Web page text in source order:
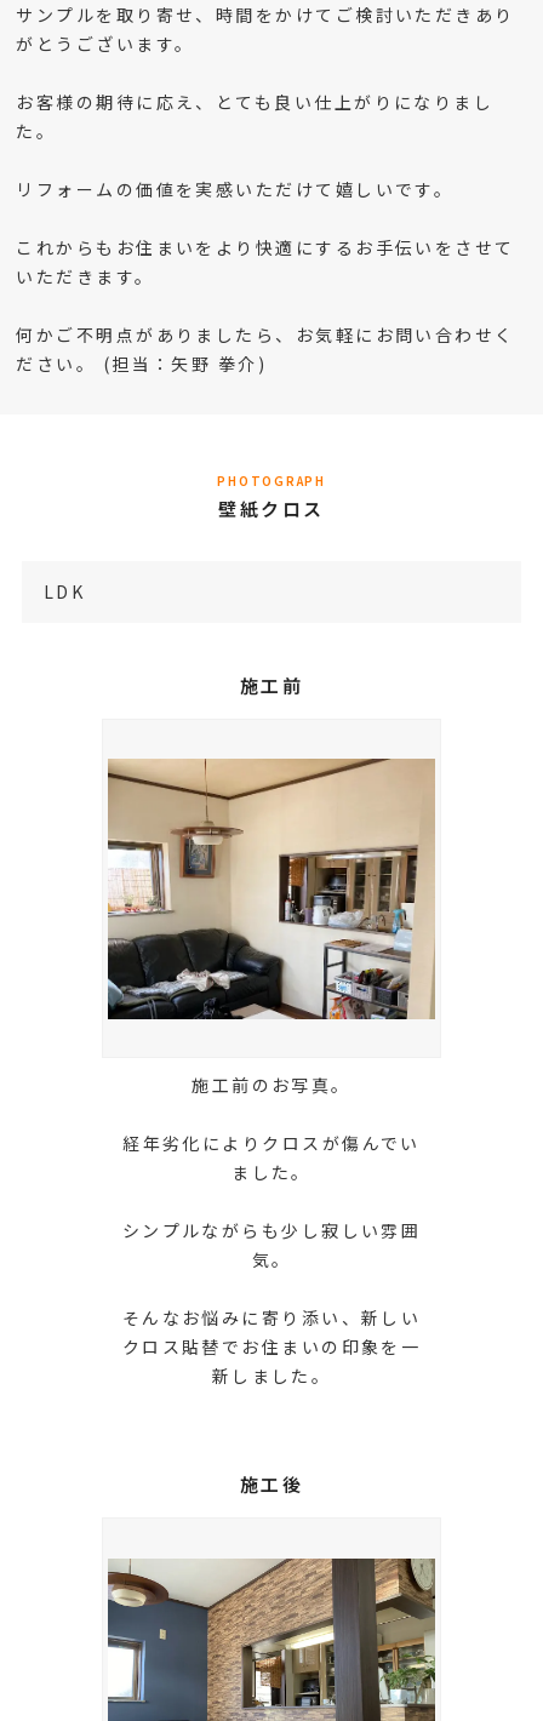
サンプルを取り寄せ、時間をかけてご検討いただきあり
がとうございます。
お客様の期待に応え、とても良い仕上がりになりまし
た。
リフォームの価値を実感いただけて嬉しいです。
これからもお住まいをより快適にするお手伝いをさせて
いただきます。
何かご不明点がありましたら、お気軽にお問い合わせく
ださい。 (担当：矢野 拳介)
PHOTOGRAPH
壁紙クロス
LDK
施工前
施工前のお写真。
経年劣化によりクロスが傷んでい
ました。
シンプルながらも少し寂しい雰囲
気。
そんなお悩みに寄り添い、新しい
クロス貼替でお住まいの印象を一
新しました。
施工後